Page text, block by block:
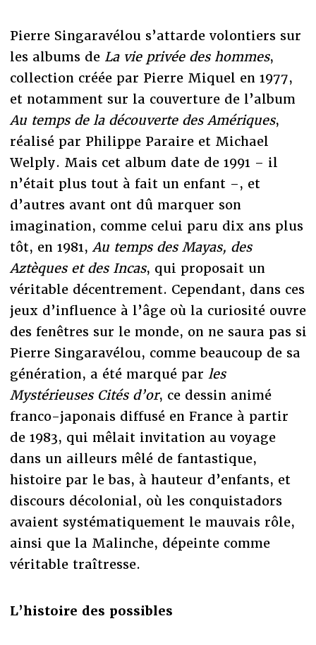
Pierre Singaravélou s’attarde volontiers sur
les albums de La vie privée des hommes,
collection créée par Pierre Miquel en 1977,
et notamment sur la couverture de l’album
Au temps de la découverte des Amériques,
réalisé par Philippe Paraire et Michael
Welply. Mais cet album date de 1991 – il
n’était plus tout à fait un enfant –, et
d’autres avant ont dû marquer son
imagination, comme celui paru dix ans plus
tôt, en 1981,Au temps des Mayas, des
Aztèques et des Incas, qui proposait un
véritable décentrement. Cependant, dans ces
jeux d’influence à l’âge où la curiosité ouvre
des fenêtres sur le monde, on ne saura pas si
Pierre Singaravélou, comme beaucoup de sa
génération, a été marqué par les
Mystérieuses Cités d’or, ce dessin animé
franco-japonais diffusé en France à partir
de 1983, qui mêlait invitation au voyage
dans un ailleurs mêlé de fantastique,
histoire par le bas, à hauteur d’enfants, et
discours décolonial, où les conquistadors
avaient systématiquement le mauvais rôle,
ainsi que la Malinche, dépeinte comme
véritable traîtresse.
L’histoire des possibles